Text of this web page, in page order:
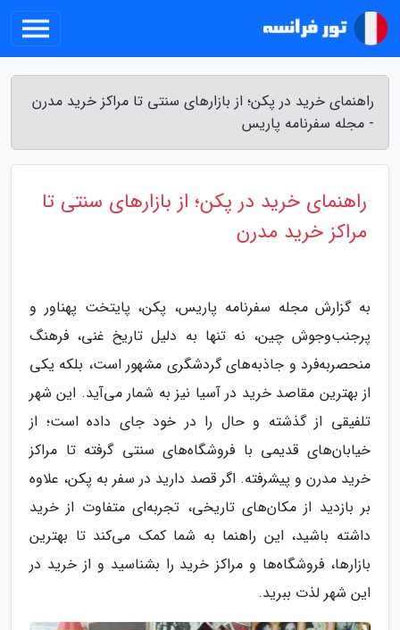
راهنمای خرید در پکن؛ از بازارهای سنتی تا مراکز خرید مدرن
- مجله سفرنامه پاریس
راهنمای خرید در پکن؛ از بازارهای سنتی تا
مراکز خرید مدرن
به گزارش مجله سفرنامه پاریس، پکن، پایتخت پهناور و
پرجنب‌وجوش چین، نه تنها به دلیل تاریخ غنی، فرهنگ
منحصربه‌فرد و جاذبه‌های گردشگری مشهور است، بلکه یکی
از بهترین مقاصد خرید در آسیا نیز به شمار می‌آید. این شهر
تلفیقی از گذشته و حال را در خود جای داده است؛ از
خیابان‌های قدیمی با فروشگاه‌های سنتی گرفته تا مراکز
خرید مدرن و پیشرفته. اگر قصد دارید در سفر به پکن، علاوه
بر بازدید از مکان‌های تاریخی، تجربه‌ای متفاوت از خرید
داشته باشید، این راهنما به شما کمک می‌کند تا بهترین
بازارها، فروشگاه‌ها و مراکز خرید را بشناسید و از خرید در
این شهر لذت ببرید.